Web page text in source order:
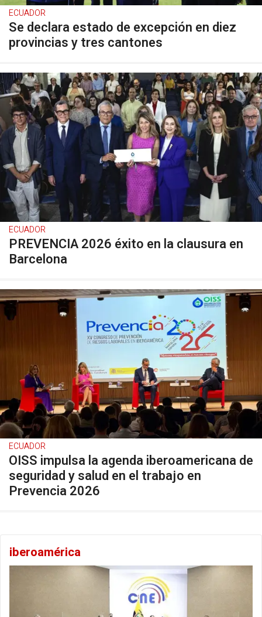
ECUADOR
Se declara estado de excepción en diez
provincias y tres cantones
ECUADOR
PREVENCIA 2026 éxito en la clausura en
Barcelona
ECUADOR
OISS impulsa la agenda iberoamericana de
seguridad y salud en el trabajo en
Prevencia 2026
iberoamérica